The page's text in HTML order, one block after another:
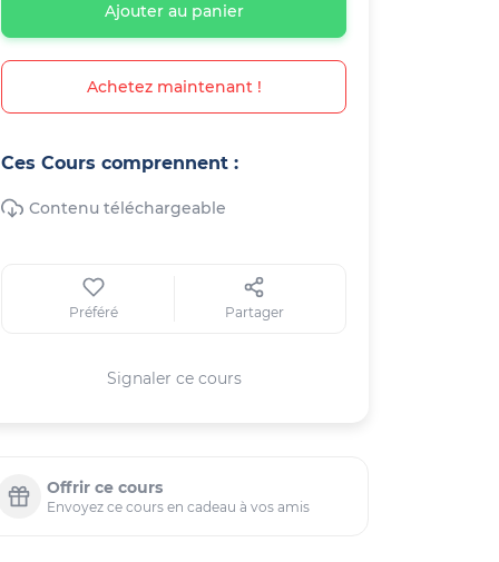
Ajouter au panier
Achetez maintenant !
Ces Cours comprennent :
Contenu téléchargeable
Préféré Partager
Signaler ce cours
Offrir ce cours
Envoyez ce cours en cadeau à vos amis